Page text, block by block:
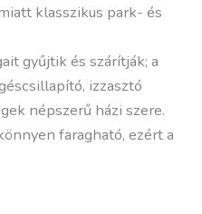
klasszikus park- és
gyűjtik és szárítják; a
izzasztó
népszerű házi szere.
faragható, ezért a